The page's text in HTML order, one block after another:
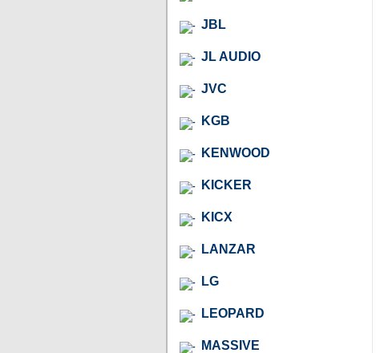
JBL
JL AUDIO
JVC
KGB
KENWOOD
KICKER
KICX
LANZAR
LG
LEOPARD
MASSIVE